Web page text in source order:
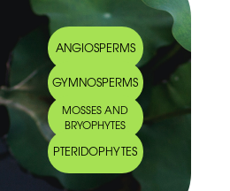
ANGIOSPERMS
GYMNOSPERMS
MOSSES AND
BRYOPHYTES
PTERIDOPHYTES